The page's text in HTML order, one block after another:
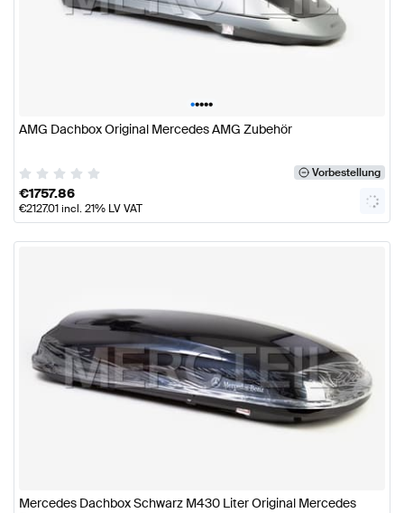
•••••
AMG Dachbox Original Mercedes AMG Zubehör
Vorbestellung
€1757.86
€2127.01incl. 21% LV VAT
Mercedes Dachbox Schwarz M430 Liter Original Mercedes